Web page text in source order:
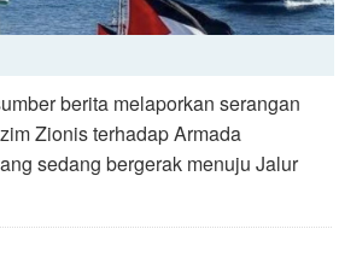
berita melaporkan serangan
Zionis terhadap Armada
sedang bergerak menuju Jalur